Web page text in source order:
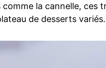
comme la cannelle, ces
de desserts variés.